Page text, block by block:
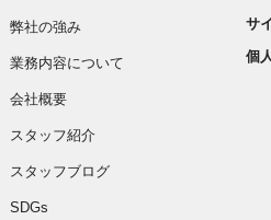
弊社の強み
業務内容について
会社概要
スタッフ紹介
スタッフブログ
SDGs
サ
個